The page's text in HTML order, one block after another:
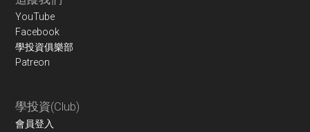
YouTube
Facebook
學投資俱樂部
Patreon
學投資(Club)
會員登入